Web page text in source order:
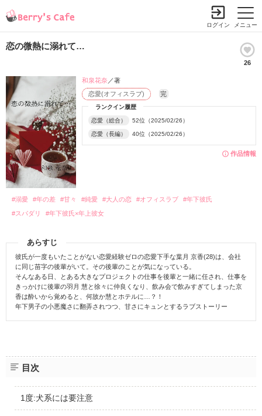
メニュー
ログイン
恋の微熱に溺れて…
26
作品情報
ランクイン履歴
恋愛（総合） 52位（2025/02/26）
恋愛（長編） 40位（2025/02/26）
恋愛(オフィスラブ) 完
和泉花奈／著
#溺愛 #年の差 #甘々 #純愛 #大人の恋 #オフィスラブ
#年下彼氏
#スパダリ
#年下彼氏×年上彼女
あらすじ
彼氏が一度もいたことがない恋愛経験ゼロの恋愛下手な葉月 京香(28)は、会社
に同じ苗字の後輩がいて。その後輩のことが気になっている。
そんなある日、とある大きなプロジェクトの仕事を後輩と一緒に任され、仕事を
きっかけに後輩の羽月 慧と徐々に仲良くなり、飲み会で飲みすぎてしまった京
香は酔いから覚めると、何故か慧とホテルに…？！
年下男子の小悪魔さに翻弄されつつ、甘さにキュンとするラブストーリー
目次
1度:犬系には要注意